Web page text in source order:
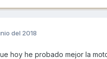
del 2018
hoy he probado mejor la